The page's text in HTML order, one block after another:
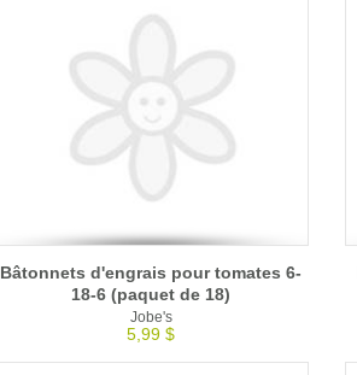
Bâtonnets d'engrais pour tomates 6-
18-6 (paquet de 18)
Jobe's
5,99 $